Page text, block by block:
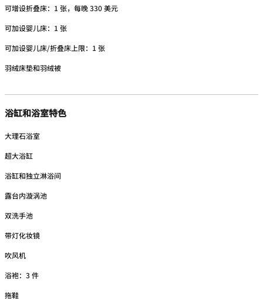
可增设折叠床：1 张，每晚 330 美元
可加设婴儿床：1 张
可加设婴儿床/折叠床上限：1 张
羽绒床垫和羽绒被
浴缸和浴室特色
大理石浴室
超大浴缸
浴缸和独立淋浴间
露台内漩涡池
双洗手池
带灯化妆镜
吹风机
浴袍：3 件
拖鞋